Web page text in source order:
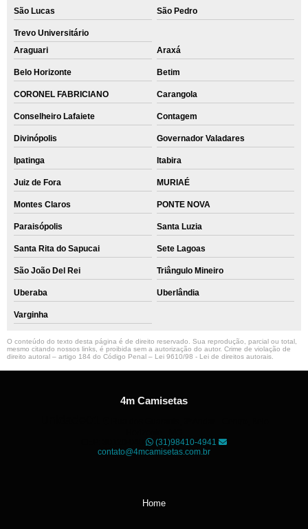
São Lucas São Pedro
Trevo Universitário
Araguari
Araxá
Belo Horizonte Betim
CORONEL FABRICIANO Carangola
Conselheiro Lafaiete Contagem
Divinópolis Governador Valadares
Ipatinga Itabira
Juiz de Fora MURIAÉ
Montes Claros PONTE NOVA
Paraisópolis Santa Luzia
Santa Rita do Sapucai Sete Lagoas
São João Del Rei Triângulo Mineiro
Uberaba Uberlândia
Varginha
O conteúdo do texto desta página é de direito reservado. Sua reprodução, parcial ou total,
mesmo citando nossos links, é proibida sem a autorização do autor. Crime de violação de
direito autoral – artigo 184 do Código Penal – Lei 9610/98 - Lei de direitos autorais
4m Camisetas
(31)98410-4941
contato@4mcamisetas.com.br
Home